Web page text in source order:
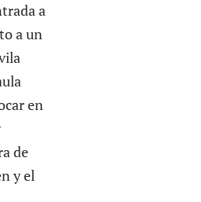
a
a un
en
de
y el